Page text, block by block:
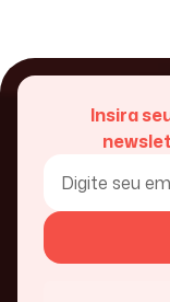
Insira